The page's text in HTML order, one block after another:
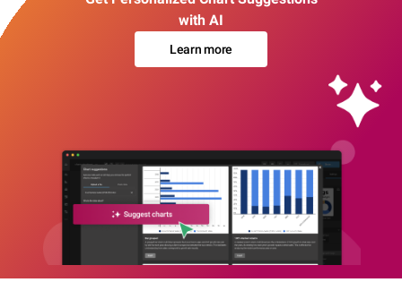
with AI
Learn more